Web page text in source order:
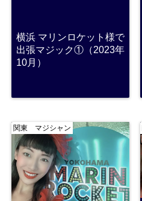
横浜 マリンロケット様で
出張マジック①（2023年
10月）
関東 マジシャン